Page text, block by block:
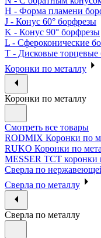
H - Форма пламени
J - Конус 60° борфрезы
K - Конус 90° борфрезы
L - Сфероконические
T - Дисковые торцевые
Коронки по металлу
Коронки по металлу
Смотреть все товары
RODMIX Коронки по
RUKO Коронки по
MESSER ТСТ коронки
Сверла по
Сверла по металлу
Сверла по металлу